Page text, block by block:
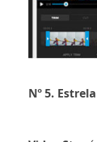
Nº 5.